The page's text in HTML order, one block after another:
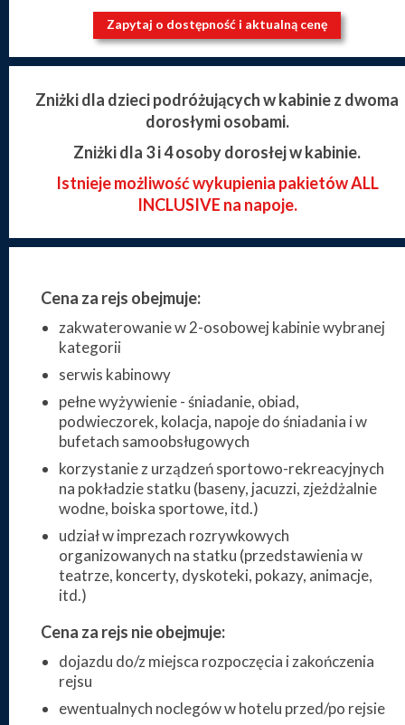
Zapytaj o dostępność i aktualną cenę
Zniżki dla dzieci podróżujących w kabinie z dwoma
dorosłymi osobami.
Zniżki dla 3 i 4 osoby dorosłej w kabinie.
Istnieje możliwość wykupienia pakietów ALL
INCLUSIVE na napoje.
Cena za rejs obejmuje:
zakwaterowanie w 2-osobowej kabinie wybranej
kategorii
serwis kabinowy
pełne wyżywienie - śniadanie, obiad,
podwieczorek, kolacja, napoje do śniadania i w
bufetach samoobsługowych
korzystanie z urządzeń sportowo-rekreacyjnych
na pokładzie statku (baseny, jacuzzi, zjeżdżalnie
wodne, boiska sportowe, itd.)
udział w imprezach rozrywkowych
organizowanych na statku (przedstawienia w
teatrze, koncerty, dyskoteki, pokazy, animacje,
itd.)
Cena za rejs nie obejmuje:
dojazdu do/z miejsca rozpoczęcia i zakończenia
rejsu
ewentualnych noclegów w hotelu przed/po rejsie